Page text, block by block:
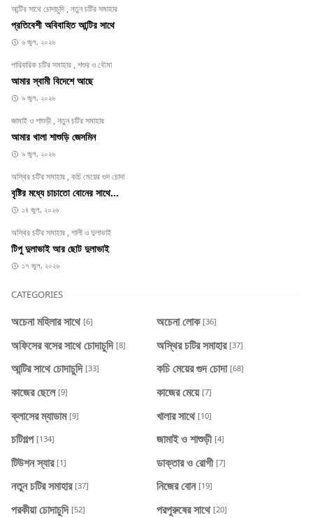
আন্টির সাথে চোদাচুদি ,নতুন চটির সমাহার
প্রতিবেশী অবিবাহিত আন্টির সাথে
৬ জুল, ২০২৬
পারিবারিক চটির সমাহার ,শশুর ও বৌমা
আমার স্বামী বিদেশে আছে
৯ জুল, ২০২৬
জামাই ও শাশুড়ী ,নতুন চটির সমাহার
আমার খালা শাশুড়ি জেসমিন
৯ জুল, ২০২৬
অস্থির চটির সমাহার ,কচি মেয়ের গুদ চোদা
বৃষ্টির মধ্যে চাচাতো বোনের সাথে...
১৪ জুল, ২০২৬
অস্থির চটির সমাহার ,শালী ও দুলাভাই
টিপু দুলাভাই আর ছোট দুলাভাই
১৭ জুল, ২০২৬
CATEGORIES
অচেনা মহিলার সাথে [6] অচেনা লোক [36]
অফিসের বসের সাথে চোদাচুদি [8] অস্থির চটির সমাহার [37]
আন্টির সাথে চোদাচুদি [33] কচি মেয়ের গুদ চোদা [68]
কাজের ছেলে [9] কাজের মেয়ে [7]
ক্লাসের ম্যাডাম [9] খালার সাথে [10]
চটিগল্প [134] জামাই ও শাশুড়ী [4]
টিউশন স্যার [1] ডাক্তার ও রোগী [7]
নতুন চটির সমাহার [37] নিজের বোন [19]
পরকীয়া চোদাচুদি [52] পরপুরুষের সাথে [20]